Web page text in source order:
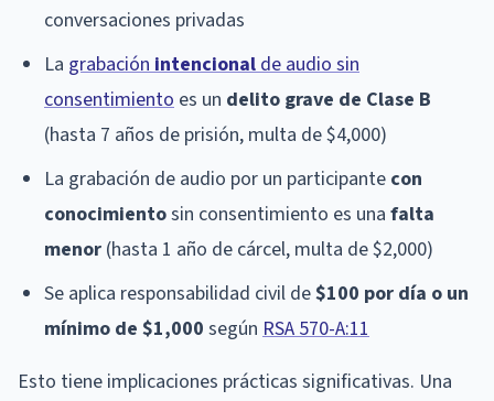
conversaciones privadas
La grabación intencional de audio sin
consentimiento es un delito grave de Clase B
(hasta 7 años de prisión, multa de $4,000)
La grabación de audio por un participante con
conocimientosin consentimiento es una falta
menor (hasta 1 año de cárcel, multa de $2,000)
Se aplica responsabilidad civil de$100 por día o un
mínimo de $1,000 según RSA 570-A:11
Esto tiene implicaciones prácticas significativas. Una